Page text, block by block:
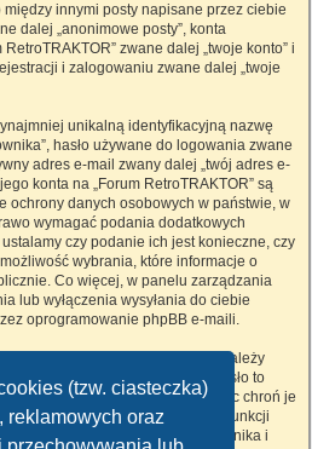
(tzw. ciasteczka)
reklamowych oraz
innymi posty napisane przez ciebie
dalej „anonimowe posty”, konta
zwane dalej „twoje konto” i
i zalogowaniu zwane dalej „twoje
unikalną identyfikacyjną nazwę
hasło używane do logowania zwane
adres e-mail zwany dalej „twój adres e-
konta na „Forum RetroTRAKTOR” są
ochrony danych osobowych w państwie, w
wymagać podania dodatkowych
czy podanie ich jest konieczne, czy
wybrania, które informacje o
Co więcej, w panelu zarządzania
lub wyłączenia wysyłania do ciebie
oprogramowanie phpBB e-maili.
jest bezpieczne, niemniej nie należy
witrynach internetowych. Hasło to
na „Forum RetroTRAKTOR”, więc chroń je
nikomu. Jeśli je zapomnisz, użyj funkcji
cię o podanie nazwy użytkownika i